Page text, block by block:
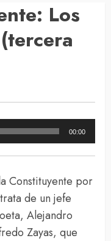
Los
00:00
Constituyente por
de un jefe
Alejandro
Zayas, que